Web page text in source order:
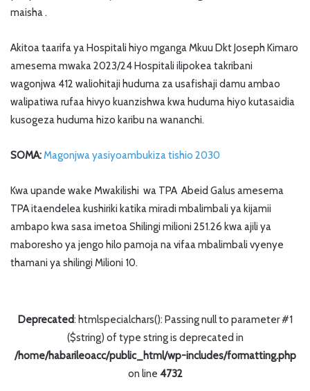
maisha .
Akitoa taarifa ya Hospitali hiyo mganga Mkuu Dkt Joseph Kimaro
amesema mwaka 2023/24 Hospitali ilipokea takribani
wagonjwa 412 waliohitaji huduma za usafishaji damu ambao
walipatiwa rufaa hivyo kuanzishwa kwa huduma hiyo kutasaidia
kusogeza huduma hizo karibu na wananchi.
SOMA:Magonjwa yasiyoambukiza tishio 2030
Kwa upande wake Mwakilishi wa TPA Abeid Galus amesema
TPA itaendelea kushiriki katika miradi mbalimbali ya kijamii
ambapo kwa sasa imetoa Shilingi milioni 251.26 kwa ajili ya
maboresho ya jengo hilo pamoja na vifaa mbalimbali vyenye
thamani ya shilingi Milioni 10.
Deprecated: htmlspecialchars(): Passing null to parameter #1
($string) of type string is deprecated in
/home/habarileoacc/public_html/wp-includes/formatting.php
on line 4732